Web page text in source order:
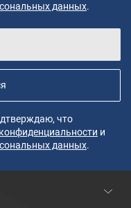
данных.
что
и
данных.